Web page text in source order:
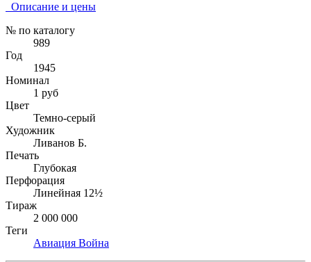
Описание и цены
№ по каталогу
989
Год
1945
Номинал
1 руб
Цвет
Темно-серый
Художник
Ливанов Б.
Печать
Глубокая
Перфорация
Линейная 12½
Тираж
2 000 000
Теги
Авиация Война